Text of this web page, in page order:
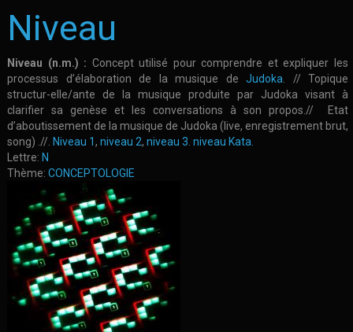
Niveau
Niveau (n.m.) : Concept utilisé pour comprendre et expliquer les
processus d’élaboration de la musique de Judoka . // Topique
structur-elle/ante de la musique produite par Judoka visant à
clarifier sa genèse et les conversations à son propos.// Etat
d’aboutissement de la musique de Judoka (live, enregistrement brut,
song) .//. Niveau 1, niveau 2, niveau 3 niveau Kata.
Lettre: N
Thème: CONCEPTOLOGIE